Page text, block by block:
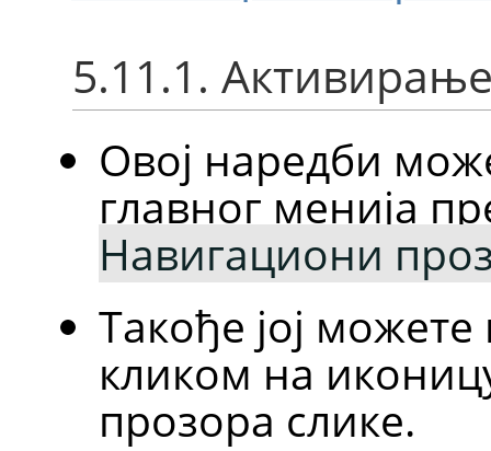
5.11.1.
Овој наредби
главног менија
Навигациони
Такође јој
кликом на
прозора слике.